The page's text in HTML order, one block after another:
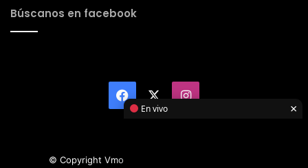
Búscanos en facebook
Facebook Instagram
© Copyright Vmotor TI 2026, All Rights Reserved
En vivo ×